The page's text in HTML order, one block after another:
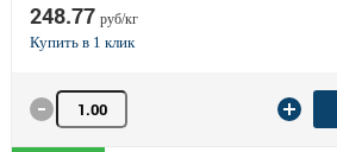
248.77 руб/кг
Количество товара